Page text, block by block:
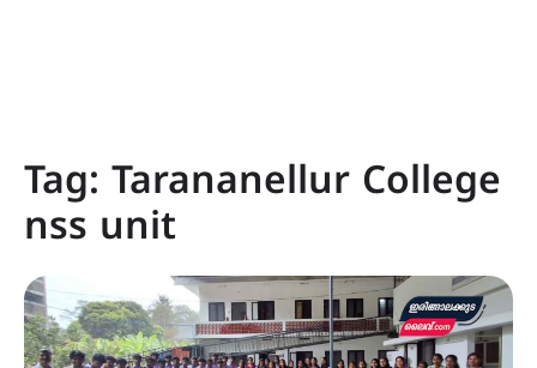
Tag: Tarananellur College
nss unit